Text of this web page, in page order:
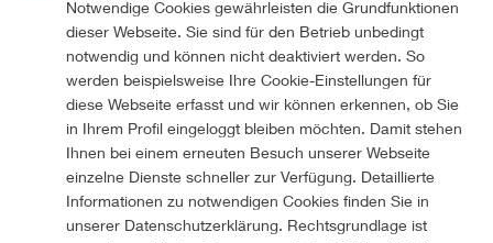
Sie haben kein Konto?
Registrieren
Notwendige Cookies gewährleisten die Grundfunktionen
dieser Webseite. Sie sind für den Betrieb unbedingt
notwendig und können nicht deaktiviert werden. So
werden beispielsweise Ihre Cookie-Einstellungen für
diese Webseite erfasst und wir können erkennen, ob Sie
in Ihrem Profil eingeloggt bleiben möchten. Damit stehen
Ihnen bei einem erneuten Besuch unserer Webseite
einzelne Dienste schneller zur Verfügung. Detaillierte
Informationen zu notwendigen Cookies finden Sie in
unserer Datenschutzerklärung. Rechtsgrundlage ist